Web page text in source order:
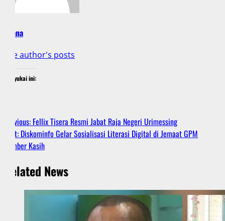
Dyana
See author's posts
Menyukai ini:
Post
navigation
Previous: Fellix Tisera Resmi Jabat Raja Negeri Urimessing
Next: Diskominfo Gelar Sosialisasi Literasi Digital di Jemaat GPM
Sumber Kasih
Related News